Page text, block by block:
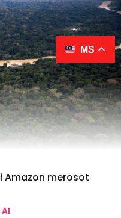
Amazon merosot
MS